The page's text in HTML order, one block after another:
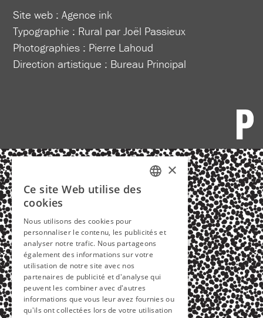
Site web :Agence ink
Typographie : Rural par Joël Passieux
Photographies : Pierre Lahoud
Direction artistique : Bureau Principal
×
Ce site Web utilise des
cookies
Nous utilisons des cookies pour
personnaliser le contenu, les publicités et
analyser notre trafic. Nous partageons
également des informations sur votre
utilisation de notre site avec nos
partenaires de publicité et d'analyse qui
peuvent les combiner avec d'autres
informations que vous leur avez fournies ou
qu'ils ont collectées lors de votre utilisation